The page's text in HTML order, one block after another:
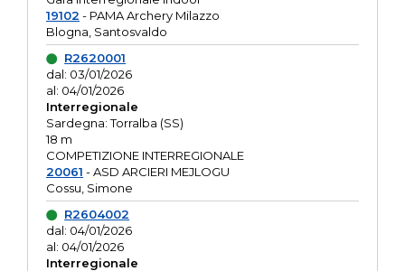
19102 - PAMA Archery Milazzo
Blogna, Santosvaldo
R2620001
dal: 03/01/2026
al: 04/01/2026
Interregionale
Sardegna: Torralba (SS)
18 m
COMPETIZIONE INTERREGIONALE
20061 - ASD ARCIERI MEJLOGU
Cossu, Simone
R2604002
dal: 04/01/2026
al: 04/01/2026
Interregionale